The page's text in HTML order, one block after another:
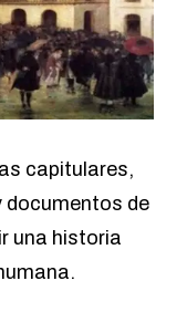
capitulares,
documentos de
una historia